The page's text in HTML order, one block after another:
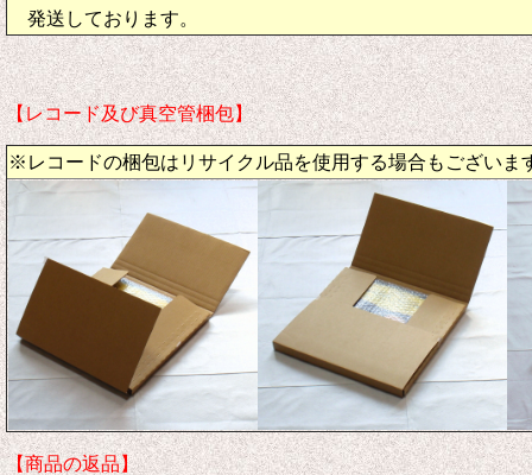
発送しております。
【レコード及び真空管梱包】
※レコードの梱包はリサイクル品を使用する場合もございま
【商品の返品】